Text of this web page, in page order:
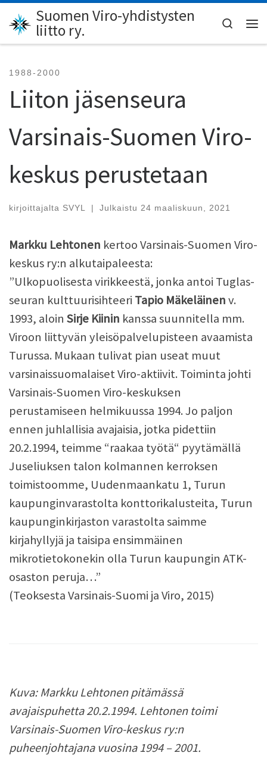
Skip to content
Suomen Viro-yhdistysten
liitto ry.
Search
1988-2000
Liiton jäsenseura
Varsinais-Suomen Viro-
keskus perustetaan
kirjoittajalta SVYL | Julkaistu 24 maaliskuun, 2021
Markku Lehtonen kertoo Varsinais-Suomen Viro-
keskus ry:n alkutaipaleesta:
”Ulkopuolisesta virikkeestä, jonka antoi Tuglas-
seuran kulttuurisihteeri Tapio Mäkeläinenv.
1993, aloin Sirje Kiinin kanssa suunnitella mm.
Viroon liittyvän yleisöpalvelupisteen avaamista
Turussa. Mukaan tulivat pian useat muut
varsinaissuomalaiset Viro-aktiivit. Toiminta johti
Varsinais-Suomen Viro-keskuksen
perustamiseen helmikuussa 1994. Jo paljon
ennen juhlallisia avajaisia, jotka pidettiin
20.2.1994, teimme “raakaa työtä“ pyytämällä
Juseliuksen talon kolmannen kerroksen
toimistoomme, Uudenmaankatu 1, Turun
kaupunginvarastolta konttorikalusteita, Turun
kaupunginkirjaston varastolta saimme
kirjahyllyjä ja taisipa ensimmäinen
mikrotietokonekin olla Turun kaupungin ATK-
osaston peruja…”
(Teoksesta Varsinais-Suomi ja Viro, 2015)
Kuva: Markku Lehtonen pitämässä
avajaispuhetta 20.2.1994. Lehtonen toimi
Varsinais-Suomen Viro-keskus ry:n
puheenjohtajana vuosina 1994 – 2001.